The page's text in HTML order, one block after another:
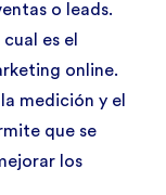
o leads.
es el
online.
medición y el
que se
los